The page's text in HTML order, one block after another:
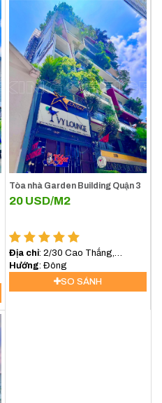
Tòa nhà Garden Building Quận 3
20 USD/M2
Địa chỉ: 2/30 Cao Thắng,
Phường 5, Quận 3
Hướng : Đông
SO SÁNH